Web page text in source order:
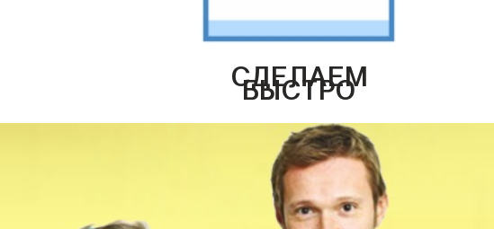
СДЕЛАЕМ
БЫСТРО